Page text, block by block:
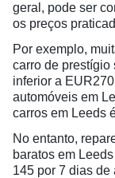
geral, pode ser
os preços
Por exemplo,
carro de prestígio
inferior a
automóveis em
carros em Leeds
No entanto,
baratos em
145 por 7 dias